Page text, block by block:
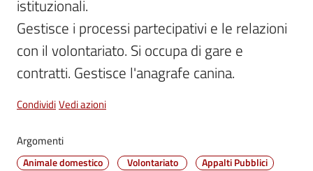
Servizi
Vivere
Castel
istituzionali.
Gestisce i processi partecipativi e le relazioni
con il volontariato. Si occupa di gare e
CondividiVedi azioni
Argomenti
Animale domestico Volontariato
Appalti Pubblici